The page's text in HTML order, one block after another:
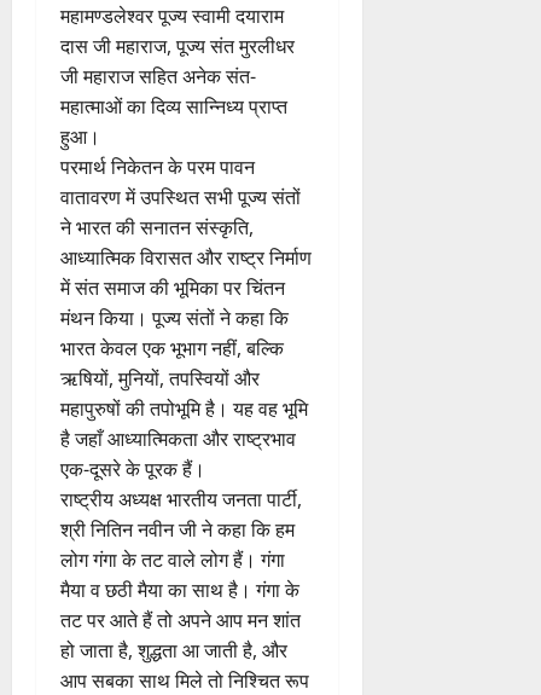
महामण्डलेश्वर पूज्य स्वामी दयाराम
दास जी महाराज, पूज्य संत मुरलीधर
जी महाराज सहित अनेक संत-
महात्माओं का दिव्य सान्निध्य प्राप्त
हुआ।
परमार्थ निकेतन के परम पावन
वातावरण में उपस्थित सभी पूज्य संतों
ने भारत की सनातन संस्कृति,
आध्यात्मिक विरासत और राष्ट्र निर्माण
में संत समाज की भूमिका पर चिंतन
मंथन किया। पूज्य संतों ने कहा कि
भारत केवल एक भूभाग नहीं, बल्कि
ऋषियों, मुनियों, तपस्वियों और
महापुरुषों की तपोभूमि है। यह वह भूमि
है जहाँ आध्यात्मिकता और राष्ट्रभाव
एक-दूसरे के पूरक हैं।
राष्ट्रीय अध्यक्ष भारतीय जनता पार्टी,
श्री नितिन नवीन जी ने कहा कि हम
लोग गंगा के तट वाले लोग हैं। गंगा
मैया व छठी मैया का साथ है। गंगा के
तट पर आते हैं तो अपने आप मन शांत
हो जाता है, शुद्धता आ जाती है, और
आप सबका साथ मिले तो निश्चित रूप